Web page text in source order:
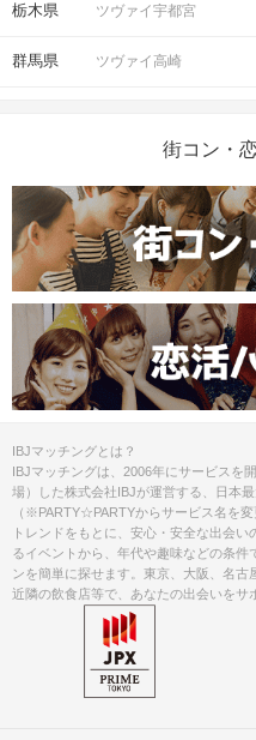
栃木県 ツヴァイ宇都宮
群馬県 ツヴァイ高崎
街コン・
IBJマッチングとは？
IBJマッチングは、2006年にサービスを
場）した株式会社IBJが運営する、日本
（※PARTY☆PARTYからサービス名を
トレンドをもとに、安心・安全な出会
るイベントから、年代や趣味などの条件
ンを簡単に探せます。東京、大阪、名
近隣の飲食店等で、あなたの出会いをサ